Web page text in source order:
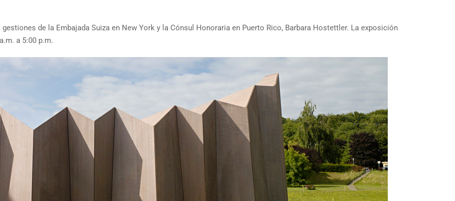
de la Embajada Suiza en New York y la Cónsul Honoraria en Puerto Rico, Barbara Hostettler. La exposición
a 5:00 p.m.